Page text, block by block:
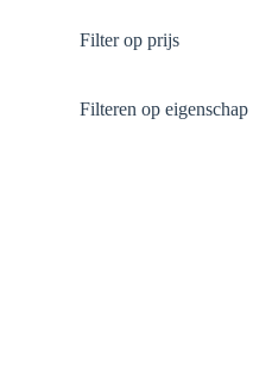
Filter op prijs
Filteren op eigenschap